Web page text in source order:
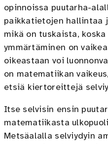
opinnoissa puutarha-
paikkatietojen hallintaa
mikä on tuskaista,
ymmärtäminen on
oikeastaan voi
on matematiikan
etsiä kiertoreittejä
Itse selvisin ensin
matematiikasta
Metsäalalla selviydyin